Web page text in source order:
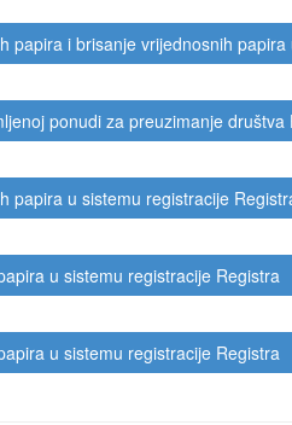
papira i brisanje vrijednosnih
ponudi za preuzimanje
papira u sistemu registracije
u sistemu registracije Registra
u sistemu registracije Registra